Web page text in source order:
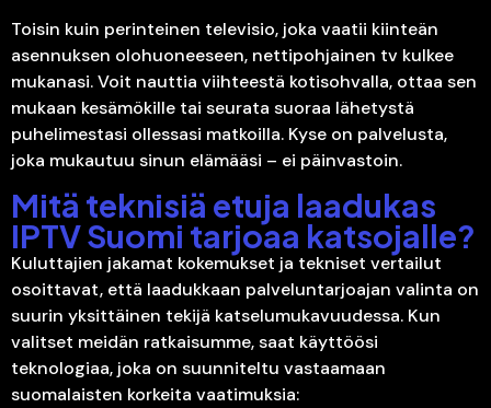
Toisin kuin perinteinen televisio, joka vaatii kiinteän
asennuksen olohuoneeseen, nettipohjainen tv kulkee
mukanasi. Voit nauttia viihteestä kotisohvalla, ottaa sen
mukaan kesämökille tai seurata suoraa lähetystä
puhelimestasi ollessasi matkoilla. Kyse on palvelusta,
joka mukautuu sinun elämääsi – ei päinvastoin.
Mitä teknisiä etuja laadukas
IPTV Suomi tarjoaa katsojalle?
Kuluttajien jakamat kokemukset ja tekniset vertailut
osoittavat, että laadukkaan palveluntarjoajan valinta on
suurin yksittäinen tekijä katselumukavuudessa. Kun
valitset meidän ratkaisumme, saat käyttöösi
teknologiaa, joka on suunniteltu vastaamaan
suomalaisten korkeita vaatimuksia: